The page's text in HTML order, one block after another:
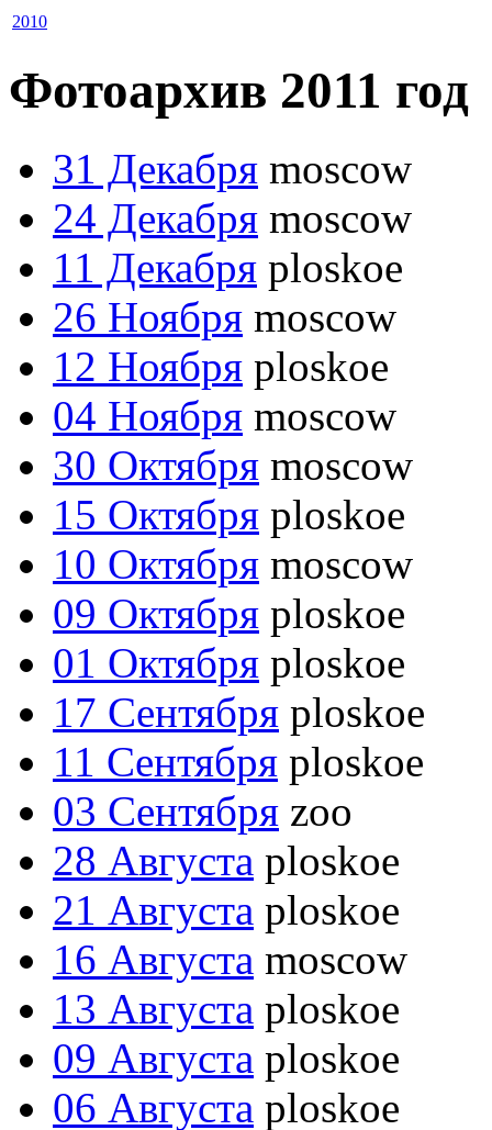
2010
Фотоархив 2011 год
31 Декабря moscow
24 Декабря moscow
11 Декабря ploskoe
26 Ноября moscow
12 Ноября ploskoe
04 Ноября moscow
30 Октября moscow
15 Октября ploskoe
10 Октября moscow
09 Октября ploskoe
01 Октября ploskoe
17 Сентября ploskoe
11 Сентября ploskoe
03 Сентября zoo
28 Августа ploskoe
21 Августа ploskoe
16 Августа moscow
13 Августа ploskoe
09 Августа ploskoe
06 Августа ploskoe